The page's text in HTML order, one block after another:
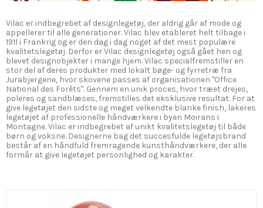
Vilac er indbegrebet af designlegetøj, der aldrig går af mode og
appellerer til alle generationer. Vilac blev etableret helt tilbage i
1911 i Frankrig og er den dag i dag noget af det mest populære
kvalitetslegetøj. Derfor er Vilac designlegetøj også gået hen og
blevet designobjekter i mange hjem. Vilac specialfremstiller en
stor del af deres produkter med lokalt bøge- og fyrretræ fra
Jurabjergene, hvor skovene passes af organisationen "Office
National des Forêts". Gennem en unik proces, hvor træet drejes,
poleres og sandblæses, fremstilles det eksklusive resultat. For at
give legetøjet den sidste og meget velkendte blanke finish, lakeres
legetøjet af professionelle håndværkere i byen Moirans i
Montagne. Vilac er indbegrebet af unikt kvalitetslegetøj til både
børn og voksne. Designerne bag det succesfulde legetøjsbrand
består af en håndfuld fremragende kunsthåndværkere, der alle
formår at give legetøjet personlighed og karakter.